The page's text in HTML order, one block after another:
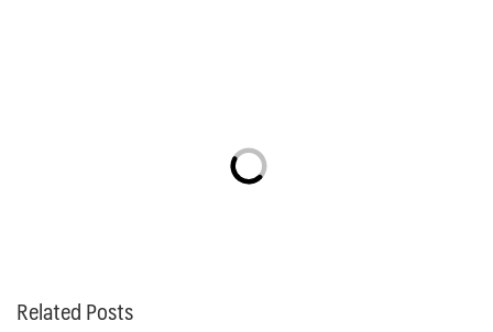
Related Posts